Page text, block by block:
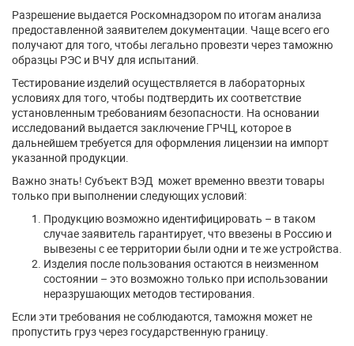
Разрешение выдается Роскомнадзором по итогам анализа
предоставленной заявителем документации. Чаще всего его
получают для того, чтобы легально провезти через таможню
образцы РЭС и ВЧУ для испытаний.
Тестирование изделий осуществляется в лабораторных
условиях для того, чтобы подтвердить их соответствие
установленным требованиям безопасности. На основании
исследований выдается заключение ГРЧЦ, которое в
дальнейшем требуется для оформления лицензии на импорт
указанной продукции.
Важно знать! Субъект ВЭД может временно ввезти товары
только при выполнении следующих условий:
Продукцию возможно идентифицировать – в таком
случае заявитель гарантирует, что ввезены в Россию и
вывезены с ее территории были одни и те же устройства.
Изделия после пользования остаются в неизменном
состоянии – это возможно только при использовании
неразрушающих методов тестирования.
Если эти требования не соблюдаются, таможня может не
пропустить груз через государственную границу.